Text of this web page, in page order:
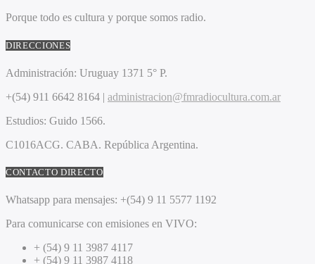
Porque todo es cultura y porque somos radio.
DIRECCIONES
Administración: Uruguay 1371 5° P.
+(54) 911 6642 8164 | administracion@fmradiocultura.com.ar
Estudios: Guido 1566.
C1016ACG. CABA. República Argentina.
CONTACTO DIRECTO
Whatsapp para mensajes: +(54) 9 11 5577 1192
Para comunicarse con emisiones en VIVO:
+ (54) 9 11 3987 4117
+ (54) 9 11 3987 4118